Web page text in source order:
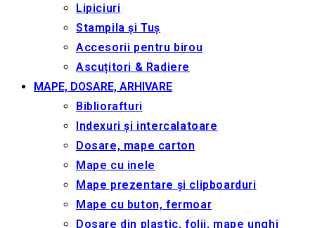
Lipiciuri
Stampila și Tuș
Accesorii pentru birou
Ascuțitori & Radiere
MAPE, DOSARE, ARHIVARE
Bibliorafturi
Indexuri și intercalatoare
Dosare, mape carton
Mape cu inele
Mape prezentare și clipboarduri
Mape cu buton, fermoar
Dosare din plastic, folii, mape unghi